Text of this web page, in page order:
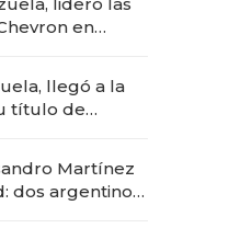
en
llegó a la
título de
Martínez
dos argentinos